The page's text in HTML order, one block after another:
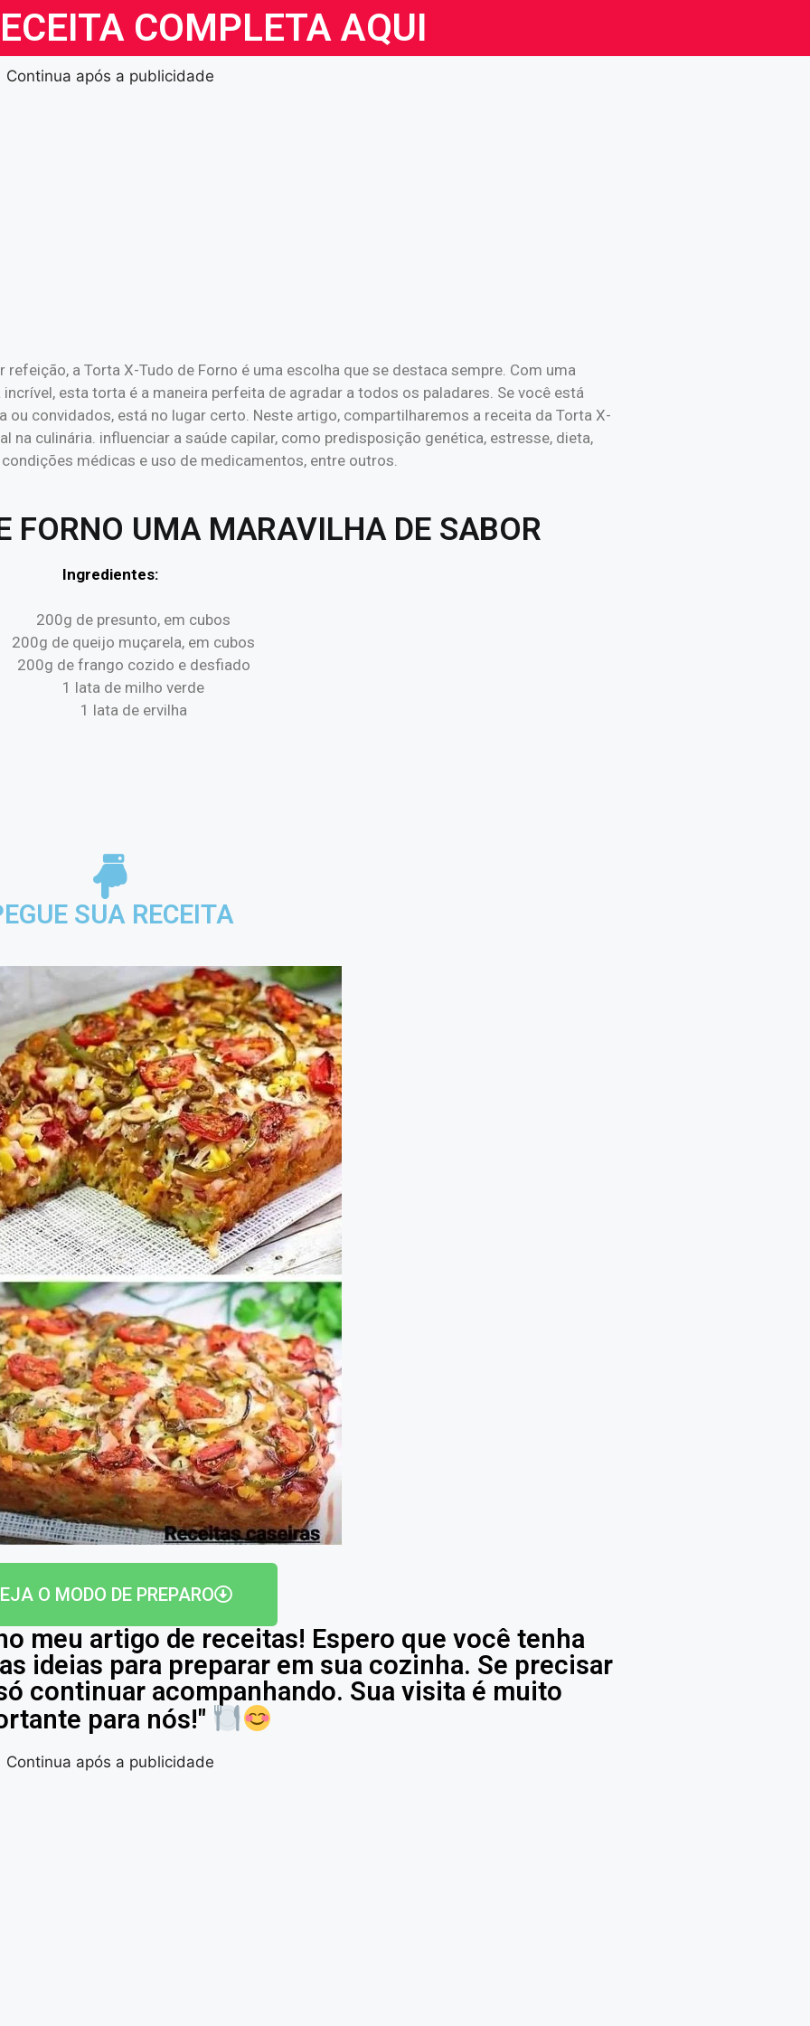
COMPLETA AQUI
Continua após a publicidade
a Torta X-Tudo de Forno é uma escolha que se destaca sempre. Com uma
esta torta é a maneira perfeita de agradar a todos os paladares. Se você está
convidados, está no lugar certo. Neste artigo, compartilharemos a receita da Torta X-
na culinária. influenciar a saúde capilar, como predisposição genética, estresse, dieta,
médicas e uso de medicamentos, entre outros.
FORNO UMA MARAVILHA DE SABOR
Ingredientes:
200g de presunto, em cubos
200g de queijo muçarela, em cubos
200g de frango cozido e desfiado
1 lata de milho verde
1 lata de ervilha
SUA RECEITA
O MODO DE PREPARO
meu artigo de receitas! Espero que você tenha
ideias para preparar em sua cozinha. Se precisar
continuar acompanhando. Sua visita é muito
para nós!"
Continua após a publicidade